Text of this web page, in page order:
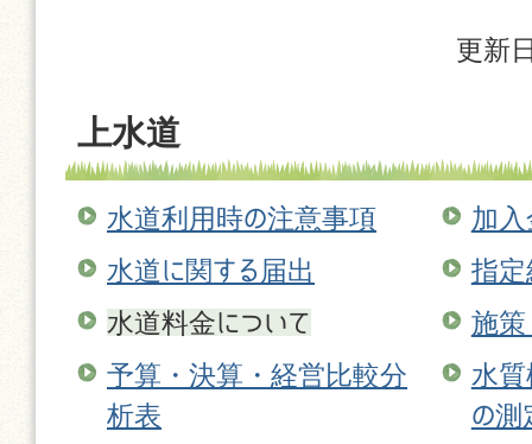
更新
上水道
水道利用時の注意事項
加入
水道に関する届出
指定
水道料金について
施策
予算・決算・経営比較分
析表
水質
の測